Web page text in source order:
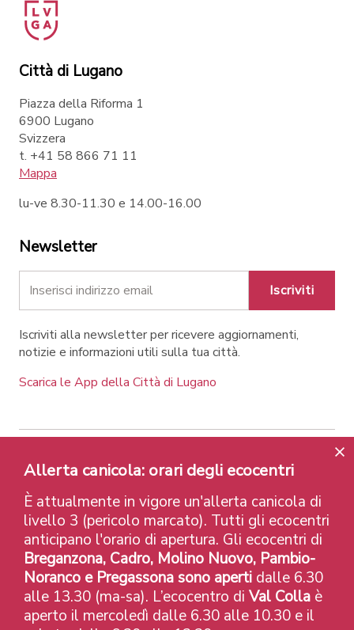
Città di Lugano
Piazza della Riforma 1
6900 Lugano
Svizzera
t. +41 58 866 71 11
Mappa
lu-ve 8.30-11.30 e 14.00-16.00
Newsletter
Iscriviti
Iscriviti alla newsletter per ricevere aggiornamenti,
notizie e informazioni utili sulla tua città.
Scarica le App della Città di Lugano
Contatti Link Note legali
Privacy Policy
Label e riconoscimenti
Credits
© 2026 Città di Lugano
Allerta canicola: orari degli ecocentri
È attualmente in vigore un'allerta canicola di
livello 3 (pericolo marcato). Tutti gli ecocentri
anticipano l'orario di apertura. Gli ecocentri di
Breganzona, Cadro, Molino Nuovo, Pambio-
Noranco e Pregassona sono aperti dalle 6.30
alle 13.30 (ma-sa). L’ecocentro di Val Colla è
aperto il mercoledì dalle 6.30 alle 10.30 e il